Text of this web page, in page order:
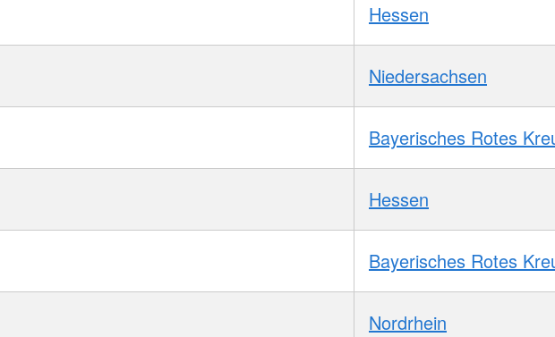
Hessen
Niedersachsen
Bayerisches Rotes
Hessen
Bayerisches Rotes
Nordrhein